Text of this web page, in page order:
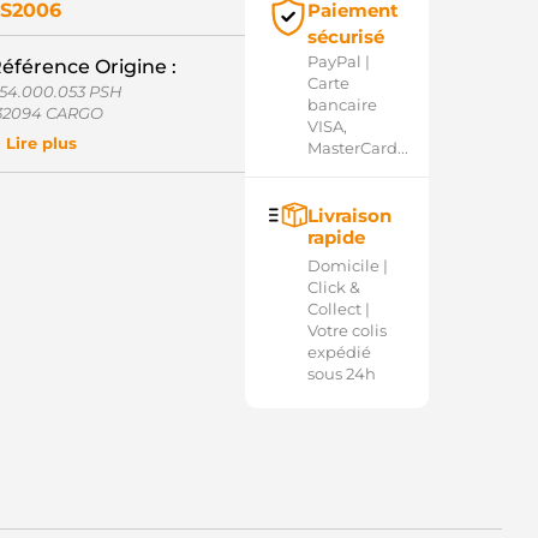
Origine :
PSH
CARGO
27501 HITACHI
37503 HITACHI
67505 HITACHI
Lire plus
Paiement
sécurisé
PayPal |
Carte
bancaire
VISA,
MasterCard...
Livraison
rapide
Domicile |
Click &
Collect |
Votre colis
expédié
sous 24h